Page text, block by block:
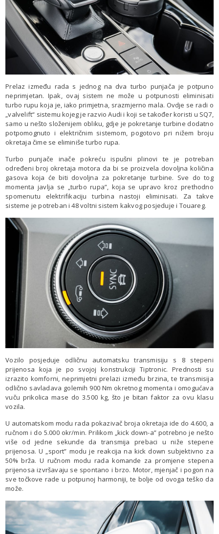
Prelaz između rada s jednog na dva turbo punjača je potpuno
neprimjetan. Ipak, ovaj sistem ne može u potpunosti eliminisati
turbo rupu koja je, iako primjetna, srazmjerno mala. Ovdje se radi o
„valvelift“ sistemu kojeg je razvio Audi i koji se također koristi u SQ7,
samo u nešto složenijem obliku, gdje je pokretanje turbine dodatno
potpomognuto i električnim sistemom, pogotovo pri nižem broju
okretaja čime se eliminiše turbo rupa.
Turbo punjače inače pokreću ispušni plinovi te je potreban
određeni broj okretaja motora da bi se proizvela dovoljna količina
gasova koja će biti dovoljna za pokretanje turbine. Sve do tog
momenta javlja se „turbo rupa”, koja se upravo kroz prethodno
spomenutu elektrifikaciju turbina nastoji eliminisati. Za takve
sisteme je potreban i 48 voltni sistem kakvog posjeduje i Touareg.
Vozilo posjeduje odličnu automatsku transmisiju s 8 stepeni
prijenosa koja je po svojoj konstrukciji Tiptronic. Prednosti su
izrazito komforni, neprimjetni prelazi između brzina, te transmisija
odlično savladava golemih 900 Nm okretnog momenta i omogućava
vuču prikolica mase do 3.500 kg, što je bitan faktor za ovu klasu
vozila.
U automatskom modu rada pokazivač broja okretaja ide do 4.600, a
ručnom i do 5.000 okr/min. Prilikom „kick down-a” potrebno je nešto
više od jedne sekunde da transmija prebaci u niže stepene
prijenosa. U „sport” modu je reakcija na kick down subjektivno za
50% brža. U ručnom modu rada komande za promjene stepena
prijenosa izvršavaju se spontano i brzo. Motor, mjenjač i pogon na
sve točkove rade u potpunoj harmoniji, te bolje od ovoga teško da
može.